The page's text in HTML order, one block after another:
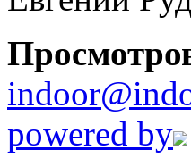
powered by